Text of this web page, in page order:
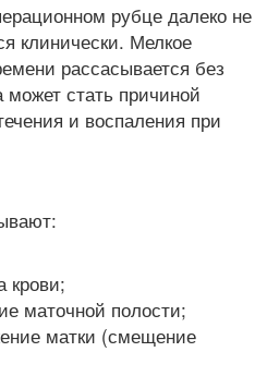
рубце далеко не
клинически. Мелкое
рассасывается без
стать причиной
и воспаления при
крови;
маточной полости;
матки (смещение